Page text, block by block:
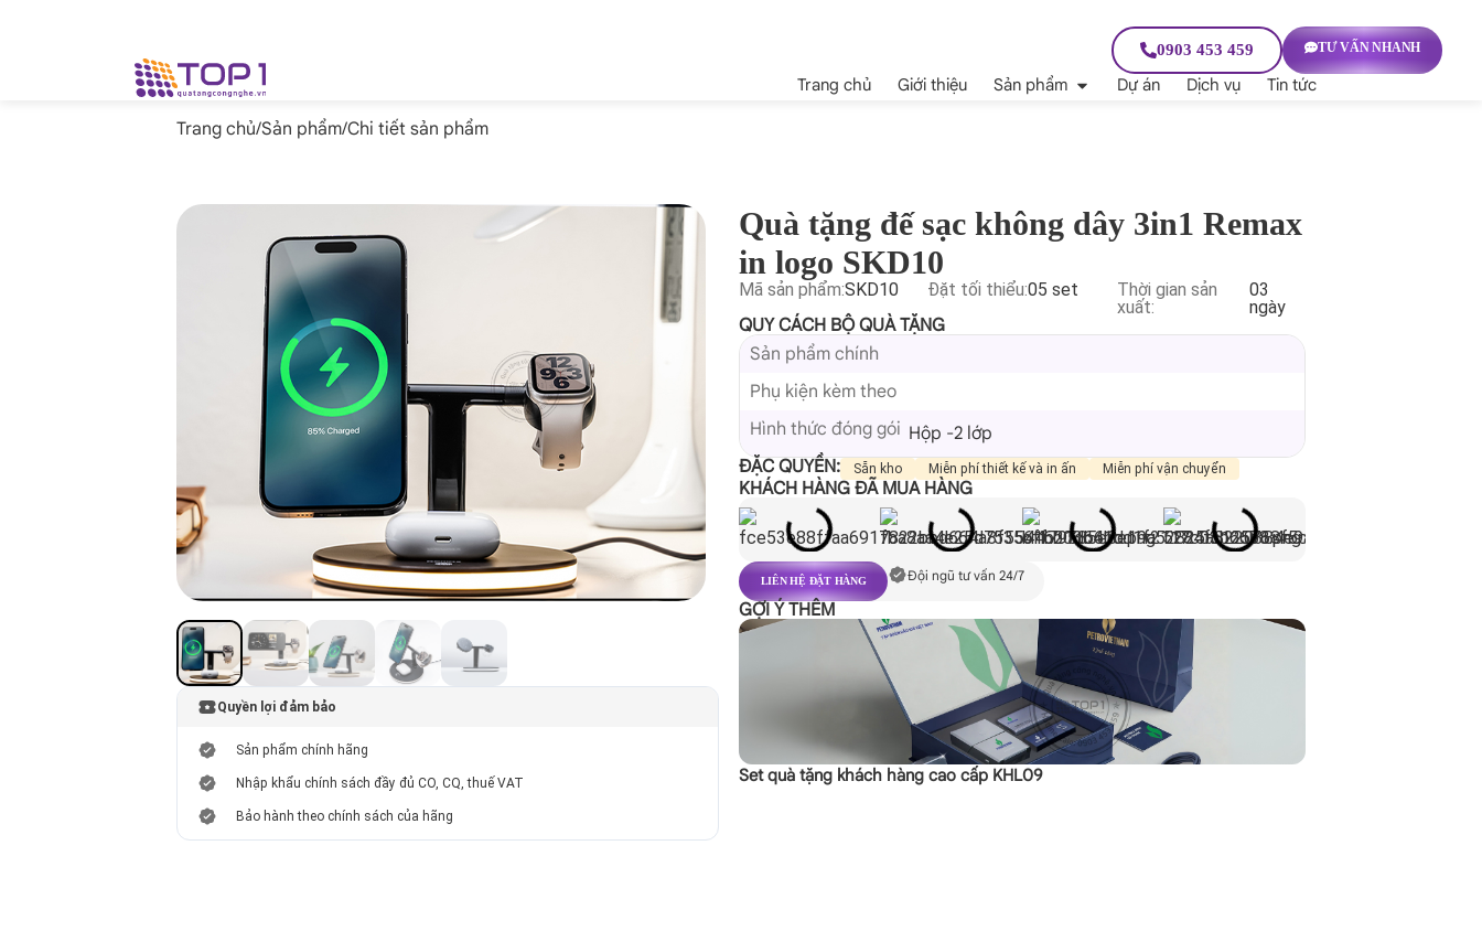
Trang chủ Giới thiệu Sản phẩm Dự án Dịch vụ Tin tức
0903 453 459 TƯ VẤN NHANH
Trang chủ/Sản phẩm/Chi tiết sản phẩm
Quyền lợi đảm bảo
Sản phẩm chính hãng
Nhập khẩu chính sách đầy đủ CO, CQ, thuế VAT
Bảo hành theo chính sách của hãng
Quà tặng đế sạc không dây 3in1 Remax
in logo SKD10
Mã sản phẩm:SKD10 Đặt tối thiểu:05 set
Thời gian sản
xuất:
03
ngày
QUY CÁCH BỘ QUÀ TẶNG
Sản phẩm chính
Phụ kiện kèm theo
Hình thức đóng gói Hộp -2 lớp
ĐẶC QUYỀN:
Sẵn kho Miễn phí thiết kế và in ấn Miễn phí vận chuyển
KHÁCH HÀNG ĐÃ MUA HÀNG
LIÊN HỆ ĐẶT HÀNG Đội ngũ tư vấn 24/7
GỢI Ý THÊM
Set quà tặng khách hàng cao cấp KHL09